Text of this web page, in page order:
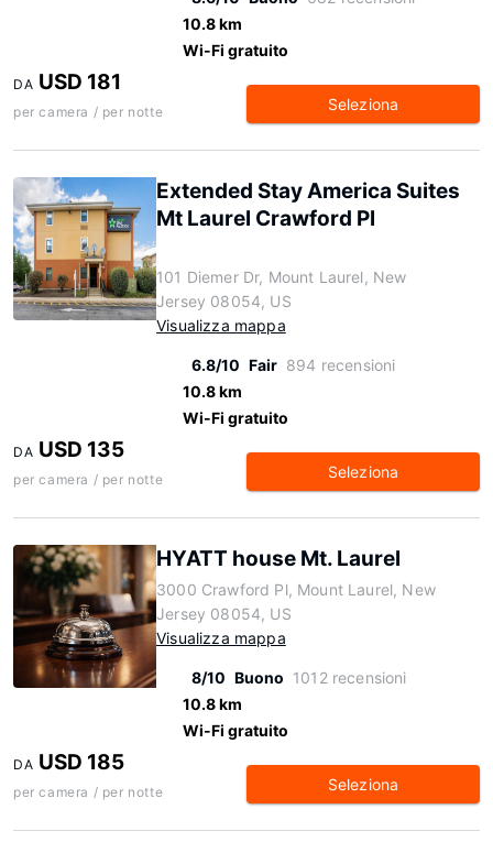
10.8 km
Wi-Fi gratuito
DA USD 181
per camera / per notte Seleziona
Extended Stay America Suites
Mt Laurel Crawford Pl
101 Diemer Dr, Mount Laurel, New
Jersey 08054, US
Visualizza mappa
6.8/10 Fair 894 recensioni
10.8 km
Wi-Fi gratuito
DA USD 135
per camera / per notte Seleziona
HYATT house Mt. Laurel
3000 Crawford Pl, Mount Laurel, New
Jersey 08054, US
Visualizza mappa
8/10 Buono 1012 recensioni
10.8 km
Wi-Fi gratuito
DA USD 185
per camera / per notte Seleziona